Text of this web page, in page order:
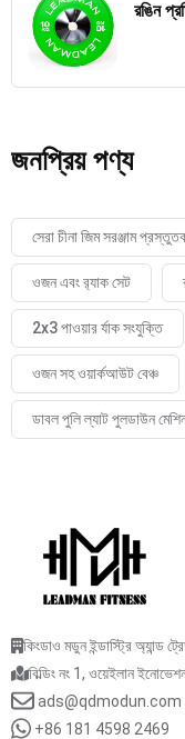
রঙিন
জনপ্রিয় পণ্য
সেরা চীনা জিম সরঞ্জাম
ওজন এবং র‍্যাক সেট
2x3 পাওয়ার র্যাক সংযুক্তি
ওজন সহ ওয়ার্কআউট বেঞ্চ
ডাবল পুলি ল্যাট পুলডাউন
কিংডাও মডুন ইন্ডাস্ট্রি অ্যান্ড
বিল্ডিং নং 1, ওয়েইলান
ads@qdmodun.com
+86 181 4598 2469